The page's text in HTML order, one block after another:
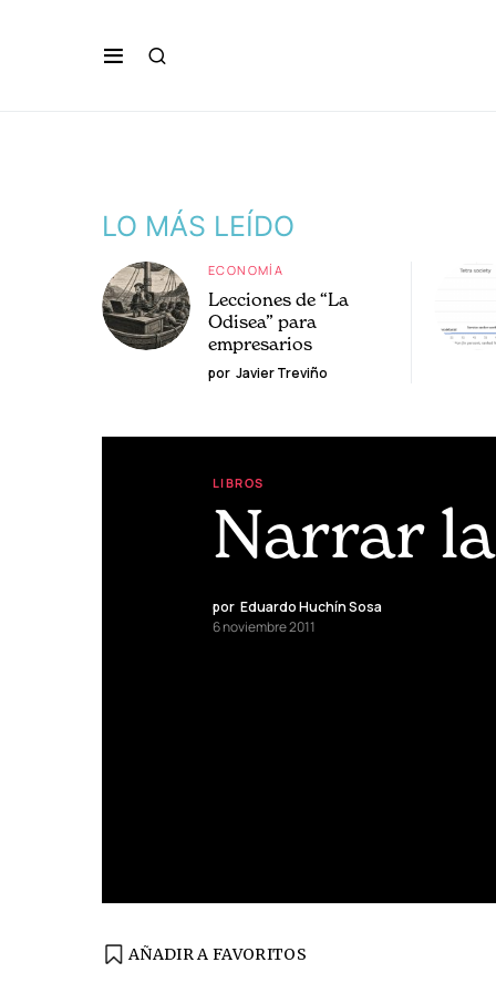
LO MÁS LEÍDO
ECONOMÍA
Lecciones de “La
Odisea” para
empresarios
por Javier Treviño
LIBROS
Narrar
por Eduardo Huchín Sosa
6 noviembre 2011
AÑADIR A FAVORITOS